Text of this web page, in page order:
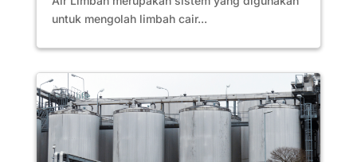
untuk mengolah limbah cair...